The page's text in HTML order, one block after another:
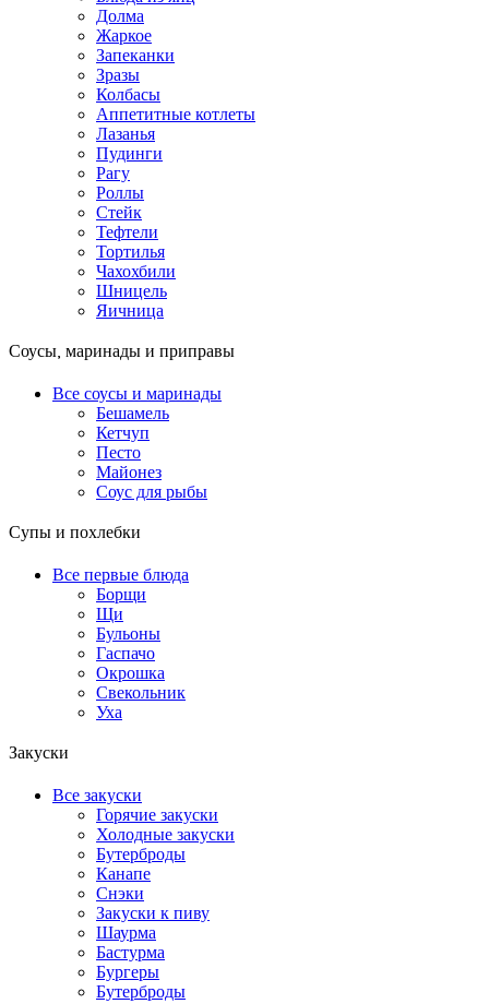
Долма
Жаркое
Запеканки
Зразы
Колбасы
Аппетитные котлеты
Лазанья
Пудинги
Рагу
Роллы
Стейк
Тефтели
Тортилья
Чахохбили
Шницель
Яичница
Соусы, маринады и приправы
Все соусы и маринады
Бешамель
Кетчуп
Песто
Майонез
Соус для рыбы
Супы и похлебки
Все первые блюда
Борщи
Щи
Бульоны
Гаспачо
Окрошка
Свекольник
Уха
Закуски
Все закуски
Горячие закуски
Холодные закуски
Бутерброды
Канапе
Снэки
Закуски к пиву
Шаурма
Бастурма
Бургеры
Бутерброды